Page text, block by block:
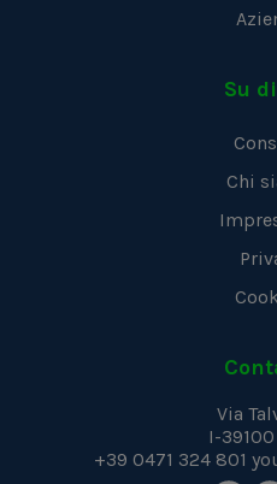
Su
Chi
Via
I-39100
+39 0471 324 801